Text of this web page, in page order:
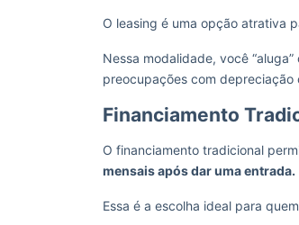
O leasing é uma opção atrativa
Nessa modalidade, você “aluga”
preocupações com depreciação
Financiamento
O financiamento tradicional
mensais após dar uma entrada.
Essa é a escolha ideal para